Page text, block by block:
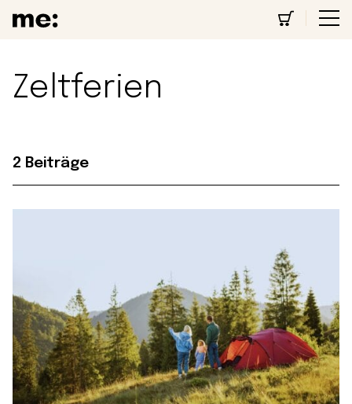
Zeltferien
2 Beiträge